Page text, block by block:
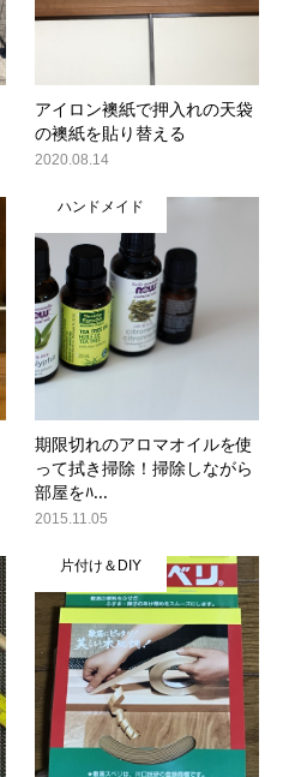
アイロン襖紙で押入れの天袋
の襖紙を貼り替える
2020.08.14
ハンドメイド
期限切れのアロマオイルを使
って拭き掃除！掃除しながら
部屋をﾊ...
2015.11.05
片付け＆DIY